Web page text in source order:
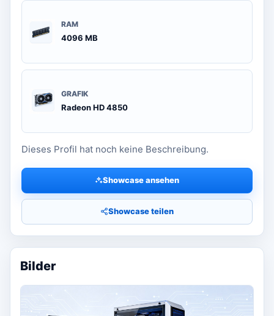
RAM
4096 MB
GRAFIK
Radeon HD 4850
Dieses Profil hat noch keine Beschreibung.
Showcase ansehen
Showcase teilen
Bilder